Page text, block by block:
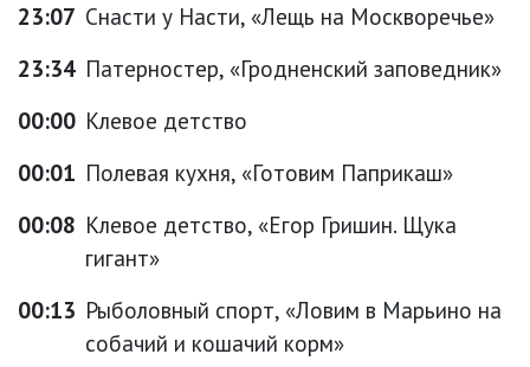
23:07 Снасти у Насти, «Лещь на Москворечье»
23:34 Патерностер, «Гродненский заповедник»
00:00 Клевое детство
00:01 Полевая кухня, «Готовим Паприкаш»
00:08 Клевое детство, «Егор Гришин. Щука
гигант»
00:13 Рыболовный спорт, «Ловим в Марьино на
собачий и кошачий корм»